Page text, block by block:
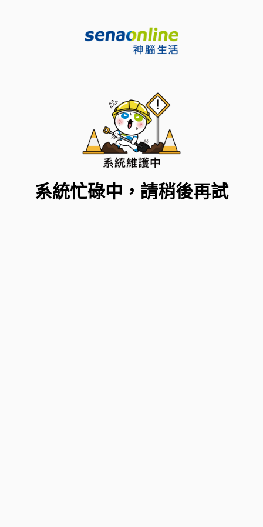
系統忙碌中，請稍後再試